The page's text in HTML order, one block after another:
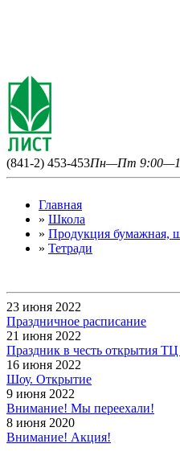
(841-2) 453-453Пн—Пт
Главная
» Школа
» Продукция бумажная,
» Тетради
23 июня 2022
Праздничное расписание
21 июня 2022
Праздник в честь открытия
16 июня 2022
Шоу. Открытие
9 июня 2022
Внимание! Мы переехали!
8 июня 2020
Внимание! Акция!